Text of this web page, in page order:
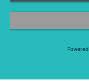
融